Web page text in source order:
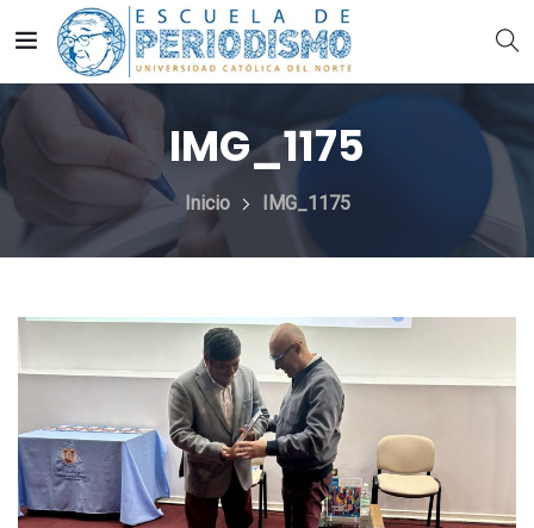
IMG_1175
Inicio IMG_1175